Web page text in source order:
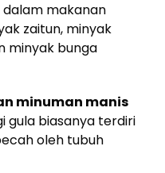
dalam makanan
zaitun, minyak
minyak bunga
minuman manis
gula biasanya terdiri
oleh tubuh